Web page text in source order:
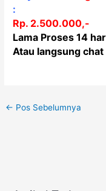
:
Rp. 2.500.000,-
Lama Proses 14
Atau langsung
← Pos Sebelumnya